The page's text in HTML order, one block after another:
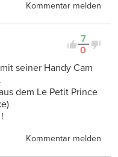
Kommentar melden
7
0
seiner Handy Cam
dem Le Petit Prince
Kommentar melden